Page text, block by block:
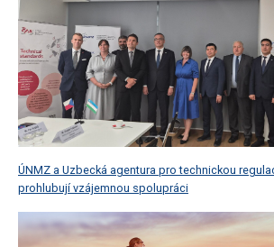
ÚNMZ a Uzbecká agentura pro technickou
prohlubují vzájemnou spolupráci